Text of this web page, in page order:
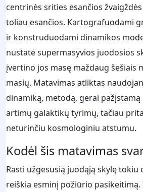
centrinės srities esančios
toliau esančios. Kartografuodami
ir konstruduodami dinamikos
nustatė supermasyvios juodosios
įvertino jos masę maždaug šešiais
masių. Matavimas atliktas
dinamiką, metodą, gerai pažįstamą
artimų galaktikų tyrimų, tačiau
neturinčiu kosmologiniu atstumu.
Kodėl šis matavimas
Rasti užgesusią juodąją skylę
reiškia esminį požiūrio